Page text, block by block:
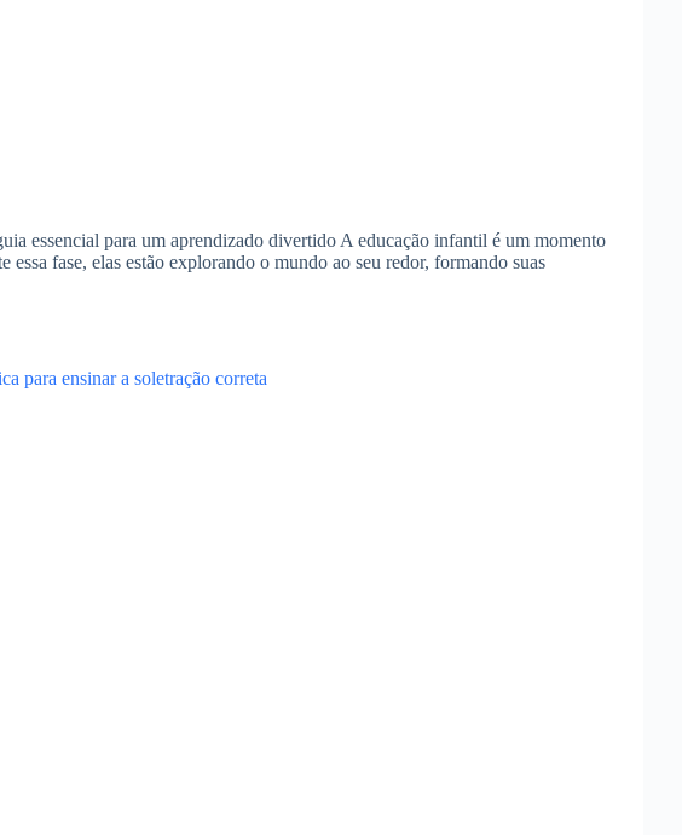
essencial para um aprendizado divertido A educação infantil é um momento
fase, elas estão explorando o mundo ao seu redor, formando suas
para ensinar a soletração correta